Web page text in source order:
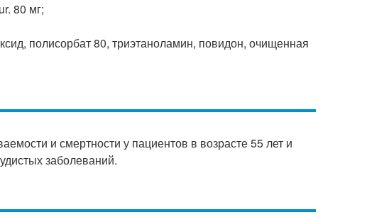
80 мг;
полисорбат 80, триэтаноламин, повидон, очищенная
и смертности у пациентов в возрасте 55 лет и
заболеваний.